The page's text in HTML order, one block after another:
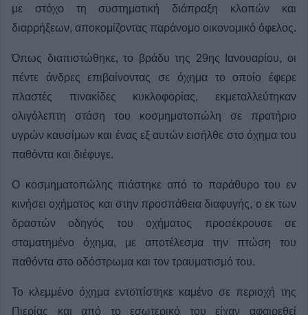
με στόχο τη συστηματική διάπραξη κλοπών και
διαρρήξεων, αποκομίζοντας παράνομο οικονομικό όφελος.
Όπως διαπιστώθηκε, το βράδυ της 29ης Ιανουαρίου, οι
πέντε άνδρες επιβαίνοντας σε όχημα το οποίο έφερε
πλαστές πινακίδες κυκλοφορίας, εκμεταλλεύτηκαν
ολιγόλεπτη στάση του κοσμηματοπώλη σε πρατήριο
υγρών καυσίμων και ένας εξ αυτών εισήλθε στο όχημα του
παθόντα και διέφυγε.
Ο κοσμηματοπώλης πιάστηκε από το παράθυρο του εν
κινήσει οχήματος και στην προσπάθεια διαφυγής, ο εκ των
δραστών οδηγός του οχήματος προσέκρουσε σε
σταματημένο όχημα, με αποτέλεσμα την πτώση του
παθόντα στο οδόστρωμα και τον τραυματισμό του.
Το κλεμμένο όχημα εντοπίστηκε καμένο σε περιοχή της
Πιερίας και από το εσωτερικό του είχαν αφαιρεθεί